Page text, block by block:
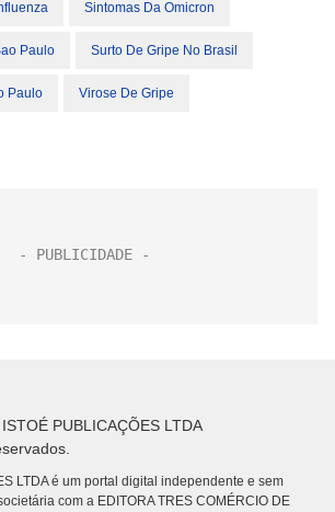
Sintomas Da Omicron
Paulo Surto De Gripe No Brasil
Paulo Virose De Gripe
PUBLICAÇÕES LTDA
LTDA é um portal digital independente e sem
com a EDITORA TRES COMÉRCIO DE